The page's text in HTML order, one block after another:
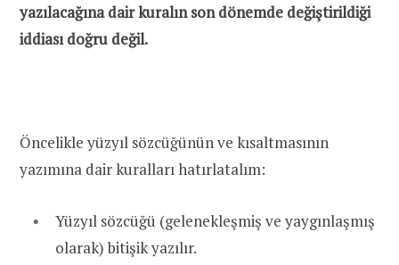
yazılacağına dair kuralın son dönemde değiştirildiği
iddiası doğru değil.
Öncelikle yüzyıl sözcüğünün ve kısaltmasının
yazımına dair kuralları hatırlatalım:
Yüzyıl sözcüğü (gelenekleşmiş ve yaygınlaşmış
olarak) bitişik yazılır.